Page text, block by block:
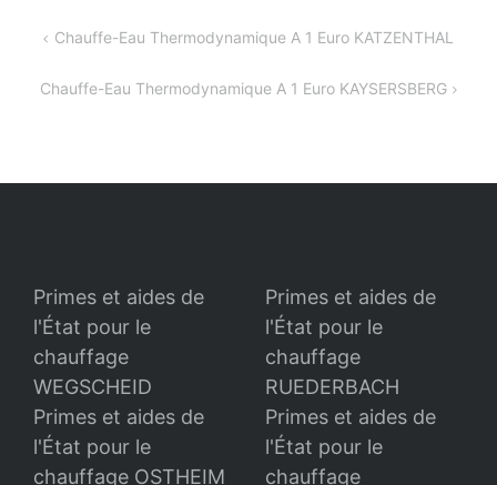
Navigation
Chauffe-Eau Thermodynamique A 1 Euro KATZENTHAL
Chauffe-Eau Thermodynamique A 1 Euro KAYSERSBERG
Primes et aides de
l'État pour le
chauffage
WEGSCHEID
Primes et aides de
l'État pour le
chauffage
RUEDERBACH
Primes et aides de
l'État pour le
chauffage OSTHEIM
Primes et aides de
l'État pour le
chauffage